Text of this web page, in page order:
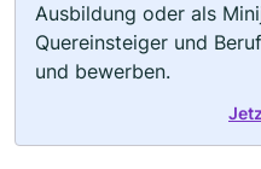
Ausbildung oder als
Quereinsteiger und
und bewerben.